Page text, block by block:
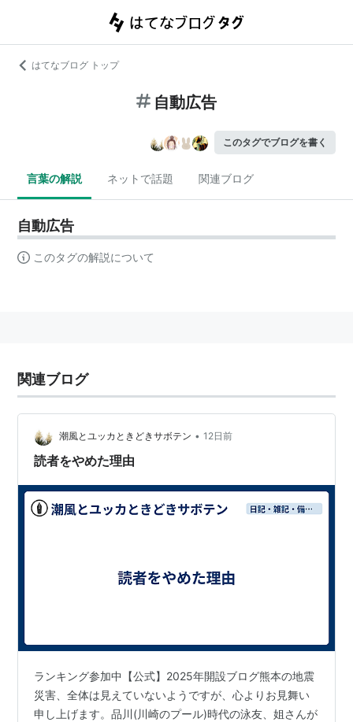
はてなブログ トップ
自動広告
このタグでブログを書く
言葉の解説 ネットで話題 関連ブログ
自動広告
このタグの解説について
関連ブログ
潮風とユッカときどきサボテン • 12日前
読者をやめた理由
ランキング参加中【公式】2025年開設ブログ熊本の地震
災害、全体は見えていないようですが、心よりお見舞い
申し上げます。品川(川崎のプール)時代の泳友、姐さんが